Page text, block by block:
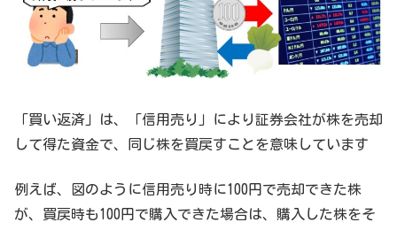
「買い返済」は、「信用売り」により証券会社が株を売却
して得た資金で、同じ株を買戻すことを意味しています
例えば、図のように信用売り時に100円で売却できた株
が、買戻時も100円で購入できた場合は、購入した株をそ